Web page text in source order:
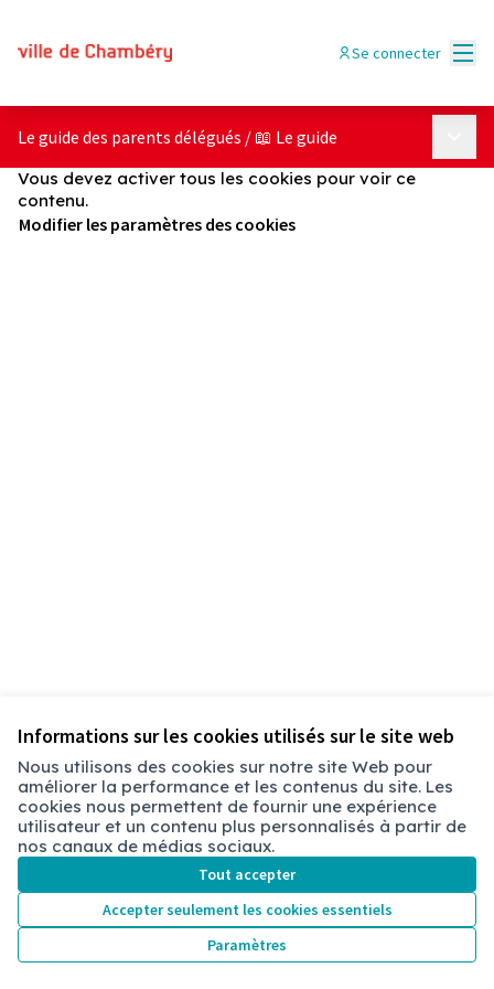
Informations sur les cookies utilisés sur le site web
Nous utilisons des cookies sur notre site Web pour
améliorer la performance et les contenus du site. Les
cookies nous permettent de fournir une expérience
utilisateur et un contenu plus personnalisés à partir de
nos canaux de médias sociaux.
Tout accepter
Accepter seulement les cookies essentiels
Paramètres
Se connecter
Le guide des parents délégués / 📖 Le guide
Vous devez activer tous les cookies pour voir ce
contenu.
Modifier les paramètres des cookies
Conditions d'utilisation
Paramètres des cookies
Chambéry sur X
(Lien externe)
Chambéry sur Facebook
Chambéry sur Instagram
Site réalisé grâce aulogiciel libre Decidim .
Licence
(Lien